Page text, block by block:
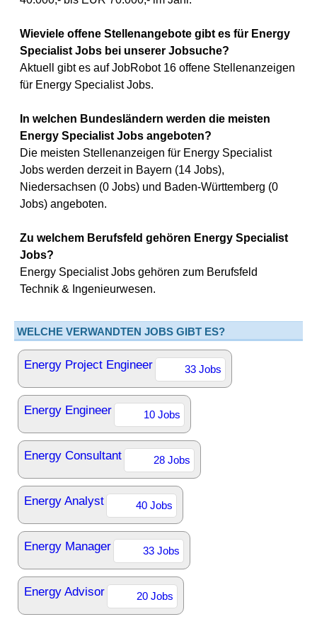
Wieviele offene Stellenangebote gibt es für Energy
Specialist Jobs bei unserer Jobsuche?
Aktuell gibt es auf JobRobot 16 offene Stellenanzeigen
für Energy Specialist Jobs.
In welchen Bundesländern werden die meisten
Energy Specialist Jobs angeboten?
Die meisten Stellenanzeigen für Energy Specialist
Jobs werden derzeit in Bayern (14 Jobs),
Niedersachsen (0 Jobs) und Baden-Württemberg (0
Jobs) angeboten.
Zu welchem Berufsfeld gehören Energy Specialist
Jobs?
Energy Specialist Jobs gehören zum Berufsfeld
Technik & Ingenieurwesen.
WELCHE VERWANDTEN JOBS GIBT ES?
Energy Project Engineer 33 Jobs
Energy Engineer 10 Jobs
Energy Consultant 28 Jobs
Energy Analyst 40 Jobs
Energy Manager 33 Jobs
Energy Advisor 20 Jobs